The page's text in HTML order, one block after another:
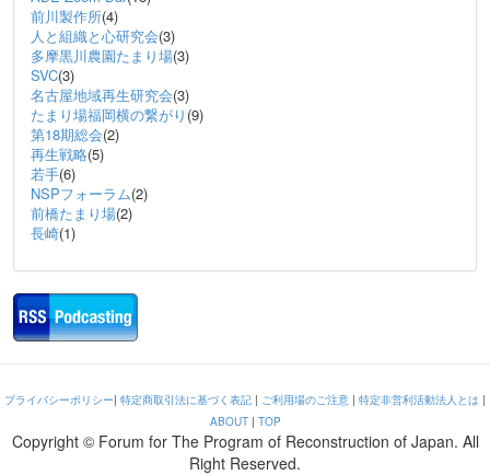
前川製作所(4)
人と組織と心研究会(3)
多摩黒川農園たまり場(3)
SVC(3)
名古屋地域再生研究会(3)
たまり場福岡横の繋がり (9)
第18期総会(2)
再生戦略(5)
若手(6)
NSPフォーラム(2)
前橋たまり場(2)
長崎(1)
プライバシーポリシー| 特定商取引法に基づく表記 | ご利用場のご注意 | 特定非営利活動法人とは |
ABOUT| TOP
Copyright © Forum for The Program of Reconstruction of Japan. All
Right Reserved.